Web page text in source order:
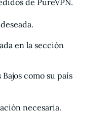
de PureVPN.
en la sección
como su país
necesaria.